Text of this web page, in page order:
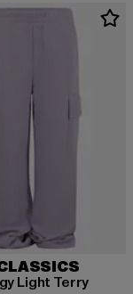
Light Terry